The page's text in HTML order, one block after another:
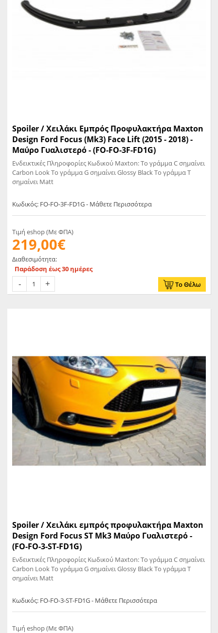
Spoiler / Χειλάκι Εμπρός Προφυλακτήρα Maxton
Design Ford Focus (Mk3) Face Lift (2015 - 2018) -
Μαύρο Γυαλιστερό - (FO-FO-3F-FD1G)
Ενδεικτικές Πληροφορίες Κωδικού Maxton: Το γράμμα C σημαίνει
Carbon Look Το γράμμα G σημαίνει Glossy Black Το γράμμα T
σημαίνει Matt
Κωδικός: FO-FO-3F-FD1G - Μάθετε Περισσότερα
Τιμή eshop (Με ΦΠΑ)
219,00€
Διαθεσιμότητα:
Παράδοση έως 30 ημέρες
Το Θέλω
Spoiler / Χειλάκι εμπρός προφυλακτήρα Maxton
Design Ford Focus ST Mk3 Μαύρο Γυαλιστερό -
(FO-FO-3-ST-FD1G)
Ενδεικτικές Πληροφορίες Κωδικού Maxton: Το γράμμα C σημαίνει
Carbon Look Το γράμμα G σημαίνει Glossy Black Το γράμμα T
σημαίνει Matt
Κωδικός: FO-FO-3-ST-FD1G - Μάθετε Περισσότερα
Τιμή eshop (Με ΦΠΑ)